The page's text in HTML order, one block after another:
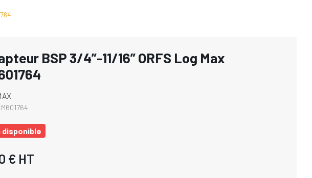
BSP 3/4”-11/16” ORFS Log Max
disponible
€ HT